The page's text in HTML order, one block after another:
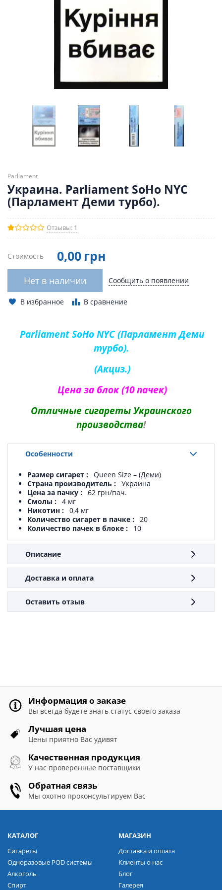
Parliament
Украина. Parliament SoHo NYC
(Парламент Деми турбо).
Отзывы: 1
Стоимость 0,00 грн
Нет в наличии Сообщить о появлении
В избранное В сравнение
Parliament SoHo NYC (Парламент Деми
турбо).
(Акциз.)
Цена за блок (10 пачек)
Отличные сигареты Украинского
производства!
Особенности
Размер сигарет
Queen Size – (Деми)
Страна производитель
Украина
Цена за пачку
62 грн/пач.
Смолы
4 мг
Никотин
0,4 мг
Количество сигарет в пачке
20
Количество пачек в блоке
10
Описание
Доставка и оплата
Оставить отзыв
Информация о заказе
Вы всегда будете знать статус своего заказа
Лучшая цена
Цены приятно Вас удивят
Качественная продукция
У нас проверенные поставщики
Обратная связь
Мы охотно проконсультируем Вас
КАТАЛОГ
Сигареты
Одноразовые POD системы
Алкоголь
Спирт
МАГАЗИН
Доставка и оплата
Клиенты о нас
Блог
Галерея